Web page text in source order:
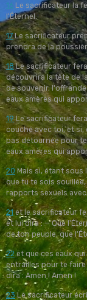
16 Le sacrificateur la
l'Éternel.
17Le sacrificateur
prendra de la
18Le sacrificateur
découvrira la tête de
de souvenir,
eaux amères qui
19Le sacrificateur
couché avec toi, et
pas détournée pour
eaux amères qui
20 Mais si, étant sous
que tu te sois
rapports sexuels
21et le sacrificateur
et lui dira : — Que
de ton peuple, que
22 et que ces eaux
entrailles pour te
dira : Amen ! Amen !
23Le sacrificateur